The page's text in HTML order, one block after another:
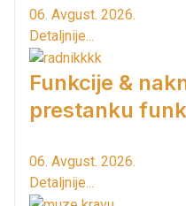
06. Avgust. 2026.
Detaljnije...
Funkcije &
prestanku
06. Avgust. 2026.
Detaljnije...